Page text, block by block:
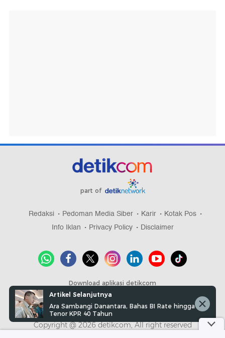
part of
Redaksi Pedoman Media Siber Karir
Kotak Pos
Info Iklan
Privacy Policy Disclaimer
Download aplikasi detikcom
Copyright @ 2026 detikcom, All right reserved
Artikel Selanjutnya
Ara Sambangi Danantara, Bahas BI Rate hingga
Tenor KPR 40 Tahun